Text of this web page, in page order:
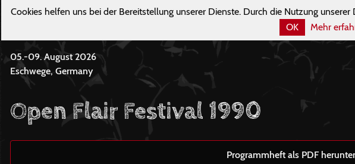
Cookies helfen uns bei der Bereitstellung unserer Dienste. Durch die Nutzung
OK
Mehr
05.-09. August 2026
Eschwege, Germany
Open Flair Festival 1990
Programmheft als PDF